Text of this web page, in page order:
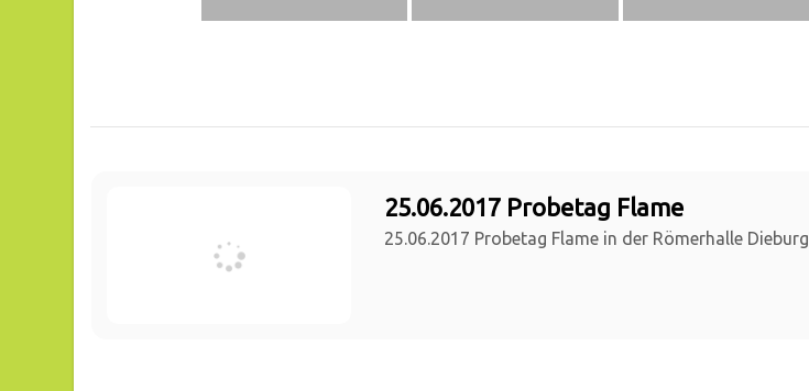
25.06.2017 Probetag Flame
25.06.2017 Probetag Flame in der Römerhalle Dieburg